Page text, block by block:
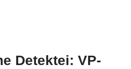
Detektei: VP-